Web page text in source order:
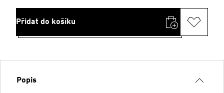
Přidat do košíku
Popis